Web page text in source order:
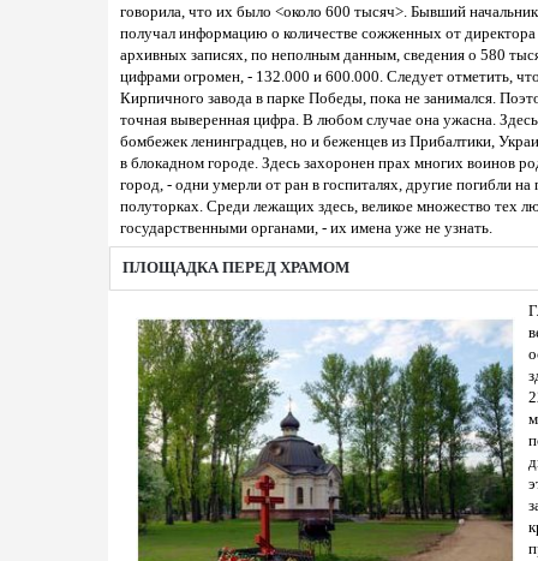
говорила, что их было <около 600 тысяч>. Бывший
получал информацию о количестве сожженных от
архивных записях, по неполным данным, сведения о 580
цифрами огромен, - 132.000 и 600.000. Следует отметить,
Кирпичного завода в парке Победы, пока не занимался.
точная выверенная цифра. В любом случае она ужасна.
бомбежек ленинградцев, но и беженцев из Прибалтики,
в блокадном городе. Здесь захоронен прах многих воинов
город, - одни умерли от ран в госпиталях, другие погибли
полуторках. Среди лежащих здесь, великое множество тех
государственными органами, - их имена уже не узнать.
ПЛОЩАДКА ПЕРЕД ХРАМОМ